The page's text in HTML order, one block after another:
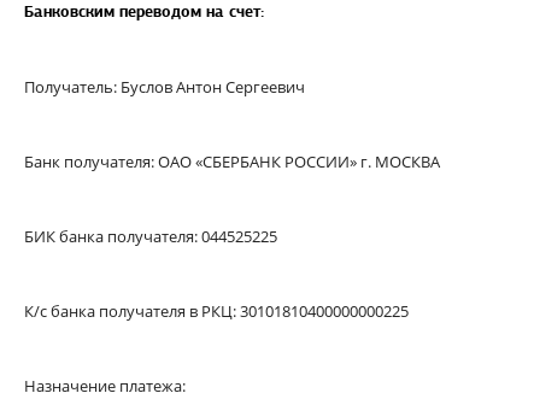
Банковским переводом на счет:
Получатель: Буслов Антон Сергеевич
Банк получателя: ОАО «СБЕРБАНК РОССИИ» г. МОСКВА
БИК банка получателя: 044525225
К/с банка получателя в РКЦ: 30101810400000000225
Назначение платежа: